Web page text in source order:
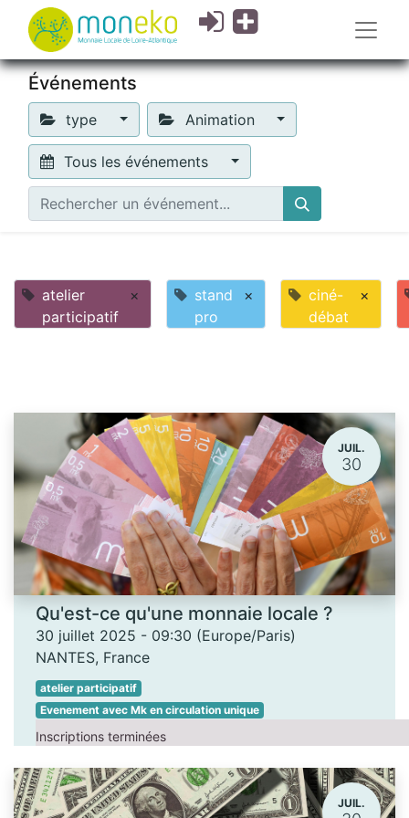
Événements
type Animation
Tous les événements
atelier
participatif
×
stand
pro
×
ciné-
débat
×
JUIL.
30
Qu'est-ce qu'une monnaie locale ?
30 juillet 2025 - 09:30 (Europe/Paris)
NANTES, France
atelier participatif
Evenement avec Mk en circulation unique
Inscriptions terminées
JUIL.